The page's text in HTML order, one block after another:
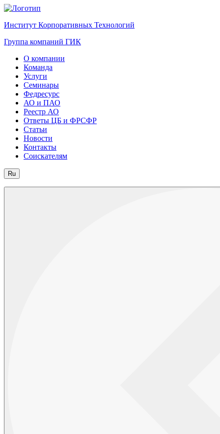
Институт Корпоративных Технологий
Группа компаний ГИК
О компании
Команда
Услуги
Семинары
Федресурс
АО и ПАО
Реестр АО
Ответы ЦБ и ФРСФР
Статьи
Новости
Контакты
Соискателям
Ru